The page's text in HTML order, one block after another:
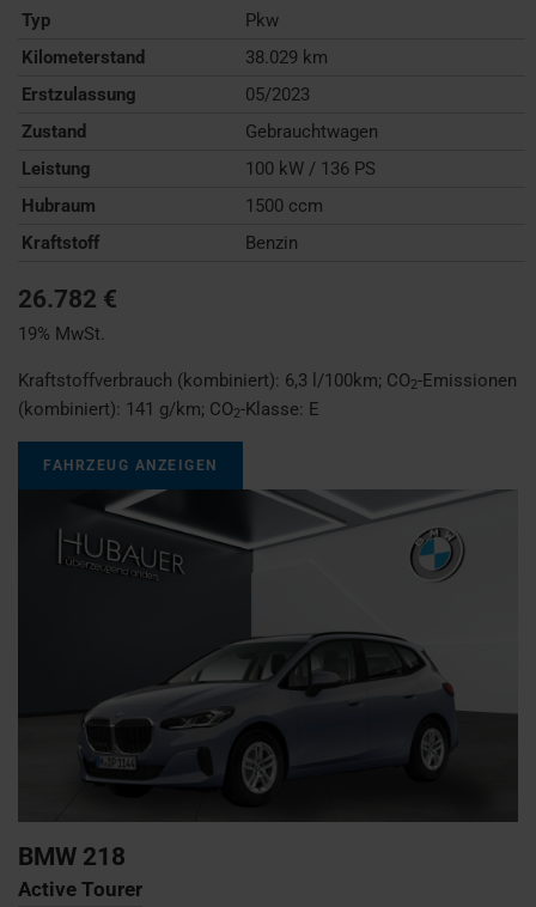
Typ
Pkw
Kilometerstand
38.029 km
Erstzulassung
05/2023
Zustand
Gebrauchtwagen
Leistung
100 kW / 136 PS
Hubraum
1500 ccm
Kraftstoff
Benzin
26.782 €
19% MwSt.
Kraftstoffverbrauch (kombiniert): 6,3 l/100km; CO2-Emissionen
(kombiniert): 141 g/km; CO2-Klasse: E
FAHRZEUG ANZEIGEN
BMW 218
Active Tourer